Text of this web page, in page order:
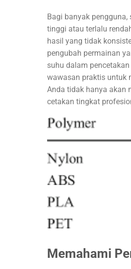
Bagi banyak
tinggi atau terlalu
hasil yang tidak
pengubah permainan
suhu dalam
wawasan praktis untuk
Anda tidak hanya akan
cetakan tingkat
Memahami